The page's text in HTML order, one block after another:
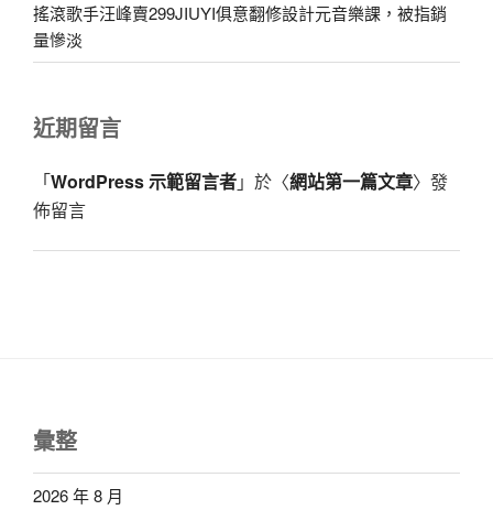
搖滾歌手汪峰賣299JIUYI俱意翻修設計元音樂課，被指銷
量慘淡
近期留言
「WordPress 示範留言者」於〈網站第一篇文章〉發
佈留言
彙整
2026 年 8 月